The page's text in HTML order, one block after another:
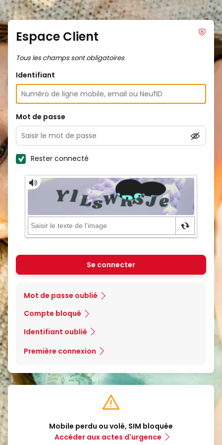
Espace Client
Tous les champs sont obligatoires
Identifiant
Mot de passe
Rester connecté
Se connecter
Mot de passe oublié
Compte bloqué
Identifiant oublié
Première connexion
Mobile perdu ou volé, SIM bloquée
Accéder aux actes d'urgence